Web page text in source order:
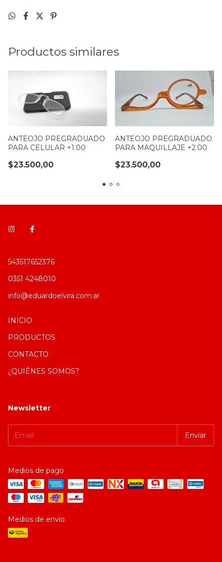
Productos similares
ANTEOJO PREGRADUADO
PARA CELULAR +1.00
$23.500,00
ANTEOJO PREGRADUADO
PARA MAQUILLAJE +2.00
$23.500,00
543517652376
0351 4248010
info@eduardoelvira.com.ar
INICIO
PRODUCTOS
CONTACTO
¿QUIÉNES SOMOS?
Newsletter
Medios de pago
Medios de envío